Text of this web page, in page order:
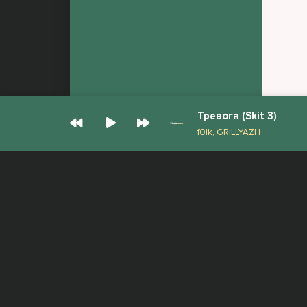
Тревога (Skit 3)
f0lk, GRILLYAZH